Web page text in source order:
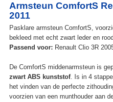
Armsteun ComfortS
2011
Pasklare armsteun ComfortS,
bekleed met echt zwart leder en
Passend voor: Renault Clio 3R
De ComfortS middenarmsteun is
zwart ABS kunststof. Is in 4
het vinden van de perfecte
voorzien van een munthouder aan